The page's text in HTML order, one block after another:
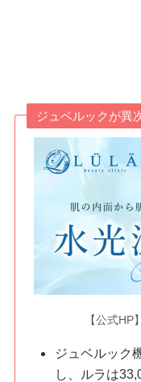
ジュベルックが異
【公式HP】
ジュベルック
し、ルラは